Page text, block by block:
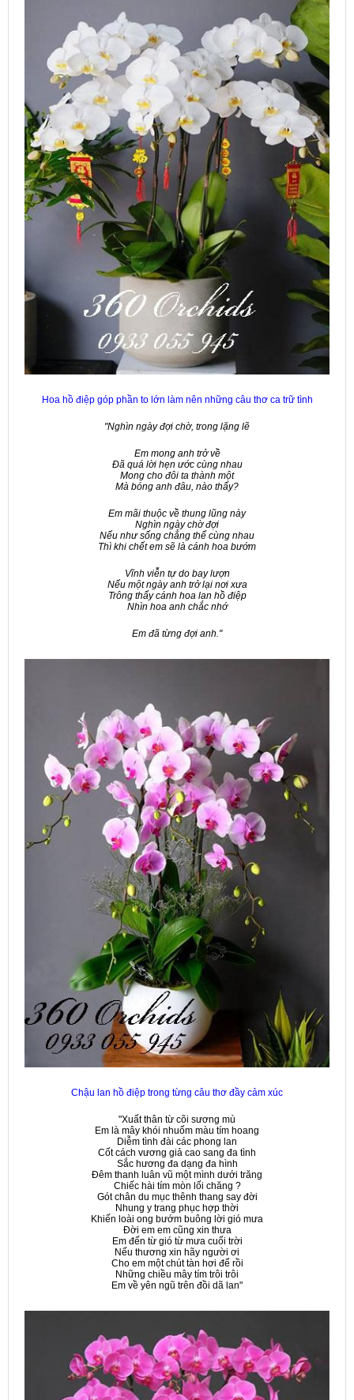
Hoa hồ điệp góp phần to lớn làm nên những câu thơ ca trữ tình
"Nghìn ngày đợi chờ, trong lặng lẽ
Em mong anh trở về
Đã quá lời hẹn ước cùng nhau
Mong cho đôi ta thành một
Mà bóng anh đâu, nào thấy?
Em mãi thuộc về thung lũng này
Nghìn ngày chờ đợi
Nếu như sống chẳng thể cùng nhau
Thì khi chết em sẽ là cánh hoa bướm
Vĩnh viễn tự do bay lượn
Nếu một ngày anh trở lại nơi xưa
Trông thấy cánh hoa lan hồ điệp
Nhìn hoa anh chắc nhớ
Em đã từng đợi anh."
Chậu lan hồ điệp trong từng câu thơ đầy cảm xúc
"Xuất thân từ cõi sương mù
Em là mây khói nhuốm màu tím hoang
Diễm tình đài các phong lan
Cốt cách vương giả cao sang đa tình
Sắc hương đa dạng đa hình
Đêm thanh luân vũ một mình dưới trăng
Chiếc hài tím mòn lối chăng ?
Gót chân du mục thênh thang say đời
Nhung y trang phục hợp thời
Khiến loài ong bướm buông lời gió mưa
Đời em em cũng xin thưa
Em đến từ gió từ mưa cuối trời
Nếu thương xin hãy người ơi
Cho em một chút tàn hơi để rồi
Những chiều mây tím trôi trôi
Em về yên ngũ trên đồi dã lan"